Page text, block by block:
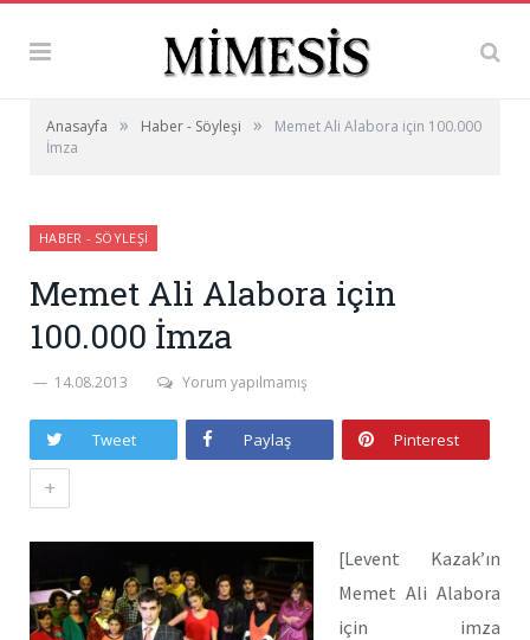
Anasayfa » Haber - Söyleşi »
Memet Ali Alabora için 100.000
İmza
HABER - SÖYLEŞI
Memet Ali Alabora için
100.000 İmza
14.08.2013 Yorum yapılmamış
Tweet Paylaş Pinterest
+
[Levent Kazak’ın
Memet Ali Alabora
için imza